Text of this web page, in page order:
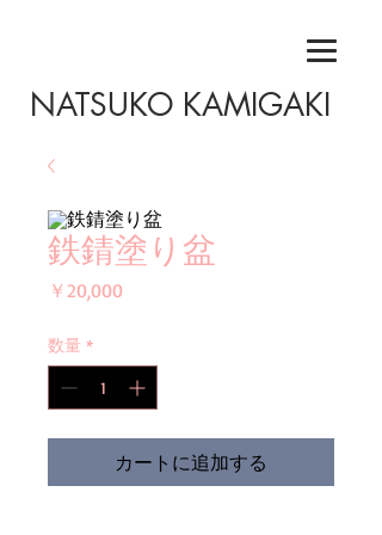
NATSUKO KAMIGAKI
鉄錆塗り盆
￥20,000価
数量 *
カートに追加する